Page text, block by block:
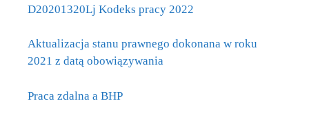
D20201320Lj Kodeks pracy 2022
Aktualizacja stanu prawnego dokonana w roku
2021 z datą obowiązywania
Praca zdalna a BHP